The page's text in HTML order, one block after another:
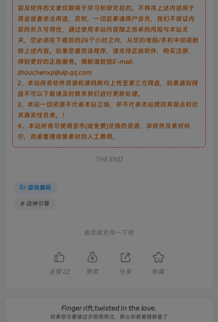
容及软件的文章仅限用于学习和研究目的。不得将上述内容用于
商业或者非法用途，否则，一切后果请用户自负，我们不保证内
容的长久可用性，通过使用本站内容随之而来的风险与本站无
关，您必须在下载后的24个小时之内，从您的电脑/手机中彻底删
除上述内容。如果您喜欢该程序，请支持正版软件，购买注册，
得到更好的正版服务。侵删请致信E-mail：
zhouchenxp@vip.qq.com
2、本站所有软件资源和源码附均上传至第三方网盘，如果遇到网
盘不可以下载请及时联系我们进行更新处理。
3、本站一切资源不代表本站立场，并不代表本站赞同其观点和对
其真实性负责。！
4、本站所有可使用金币(或免费)兑换的资源，非软件及素材标
价，而是整理收集素材的人工费用。
THE END
游戏源码
# 战神引擎
喜欢就支持一下吧
点赞 22 赞赏 分享 收藏
Finger rift,twisted in the love.
如果你为着错过夕阳而哭泣，那么你就要错群星了